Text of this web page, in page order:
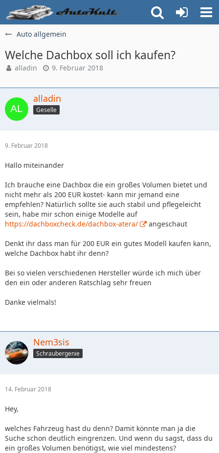
Auto allgemein
Welche Dachbox soll ich kaufen?
alladin 9. Februar 2018
alladin
Geselle
9. Februar 2018
Hallo miteinander
Ich brauche eine Dachbox die ein großes Volumen bietet und
nicht mehr als 200 EUR kostet- kann mir jemand eine
empfehlen? Natürlich sollte sie auch stabil und pflegeleicht
sein, habe mir schon einige Modelle auf
https://dachboxcheck.de/dachbox-atera/
angeschaut
Denkt ihr dass man für 200 EUR ein gutes Modell kaufen kann,
welche Dachbox habt ihr denn?
Bei so vielen verschiedenen Hersteller würde ich mich über
den ein oder anderen Ratschlag sehr freuen
Danke vielmals!
Nem3sis
Schraubergenie
14. Februar 2018
Hey,
welches Fahrzeug hast du denn? Damit könnte man ja die
Suche schon deutlich eingrenzen. Und wenn du sagst, dass du
ein großes Volumen benötigst, wie viel mindestens?